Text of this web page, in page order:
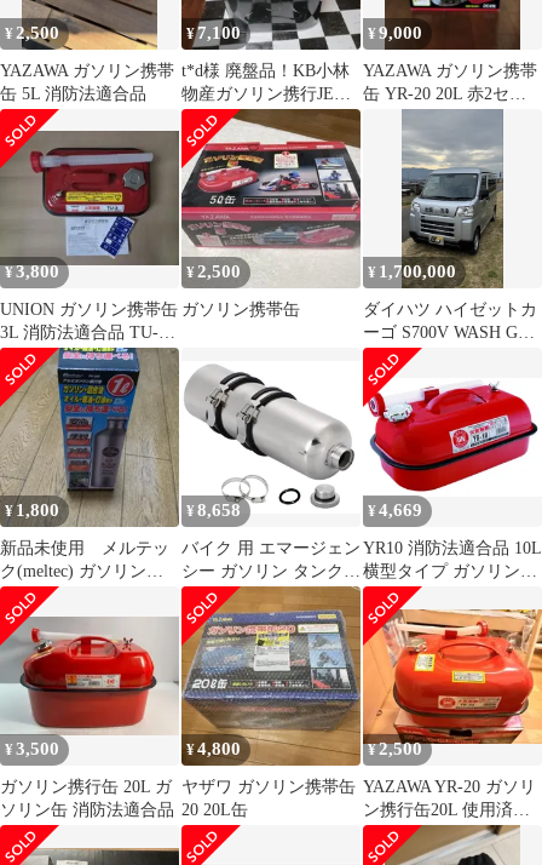
¥ 2,500
YAZAWA ガソリン携帯
缶 5L 消防法適合品
¥7,100
t*d様 廃盤品！KB小林
物産ガソリン携行JEEP
缶 20L ☆希少☆
¥9,000
YAZAWA ガソリン携帯
缶 YR-20 20L 赤2セット
¥3,800
UNION ガソリン携帯缶
3L 消防法適合品 TU-
3 新品元箱なし
¥2,500
ガソリン携帯缶
¥ 1,700,000
ダイハツ ハイゼットカ
ーゴ S700V WASH GO
出張洗車サービス
¥1,800
新品未使用 メルテッ
ク(meltec) ガソリン携
行缶 アルミボトルタイ
プ 1L
¥8,658
バイク 用 エマージェン
シー ガソリン タンク
ステンレス製 携行缶 予
備タンク 固定バンド パ
ッキン 付属 汎用品
(1.5L) [1.5L]
¥4,669
YR10 消防法適合品 10L
横型タイプ ガソリン携
帯缶 (矢澤産業)
YAZAWA
¥3,500
ガソリン携行缶 20L ガ
ソリン缶 消防法適合品
¥4,800
ヤザワ ガソリン携帯缶
20 20L缶
¥2,500
YAZAWA YR-20 ガソリ
ン携行缶20L 使用済み
箱付